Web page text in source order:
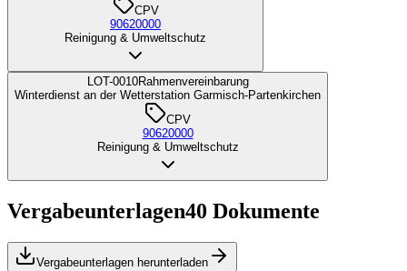
CPV
90620000
Reinigung & Umweltschutz
LOT-0010Rahmenvereinbarung
Winterdienst an der Wetterstation Garmisch-Partenkirchen
CPV
90620000
Reinigung & Umweltschutz
Vergabeunterlagen40 Dokumente
Vergabeunterlagen herunterladen